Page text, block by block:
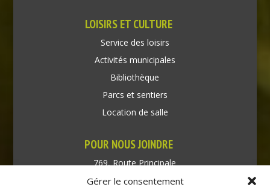
Gérer le consentement
LOISIRS ET CULTURE
Service des loisirs
Activités municipales
Bibliothèque
Parcs et sentiers
Location de salle
POUR NOUS JOINDRE
769, Route Principale
Très-Saint-Rédempteur